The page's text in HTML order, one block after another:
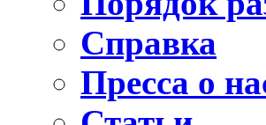
Справка
Пресса о